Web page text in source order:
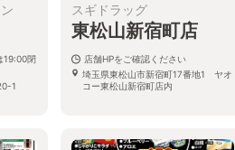
閉
1
スギドラッグ
東松山新宿町店
店舗HPをご確認ください
埼玉県東松山市新宿町17番地1 ヤオ
コー東松山新宿町店内